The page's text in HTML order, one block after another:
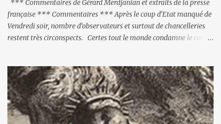
*** Commentaires de Gérard Merdjanian et extraits de la presse
française *** Commentaires *** Après le coup d’Etat manqué de
Vendredi soir, nombre d’observateurs et surtout de chancelleries
restent très circonspects. Certes tout le monde condamne le coup
actions menées par le président Erdoğan, et pour certains sur la
réalisation du putsch lui-même.